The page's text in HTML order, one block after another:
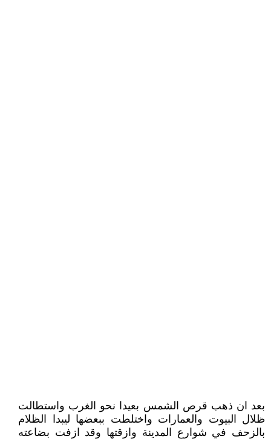
بعد ان ذهب قرص الشمس بعيدا نحو الغرب واستطالت
ظلال البيوت والعمارات واختلطت ببعضها ليبدا الظلام
بالزحف في شوارع المدينة وازقتها وقد ازفت بضاعته